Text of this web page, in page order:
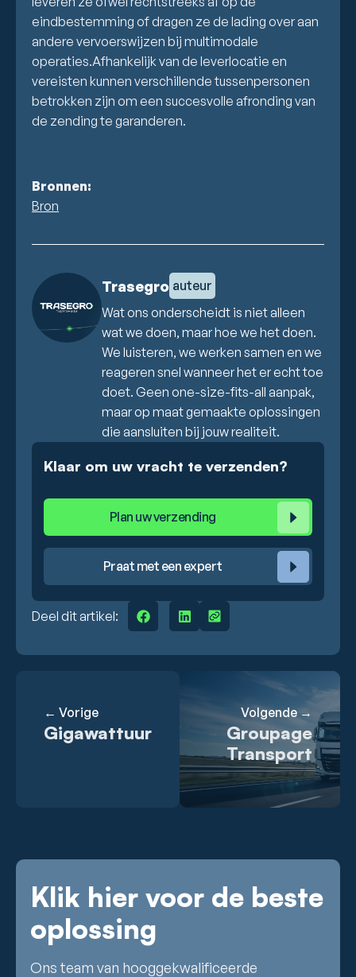
eindbestemming of dragen ze de lading over aan
andere vervoerswijzen bij multimodale
operaties.Afhankelijk van de leverlocatie en
vereisten kunnen verschillende tussenpersonen
betrokken zijn om een succesvolle afronding van
de zending te garanderen.
Bronnen:
Bron
Trasegro auteur
Wat ons onderscheidt is niet alleen
wat we doen, maar hoe we het doen.
We luisteren, we werken samen en we
reageren snel wanneer het er echt toe
doet. Geen one-size-fits-all aanpak,
maar op maat gemaakte oplossingen
die aansluiten bij jouw realiteit.
Klaar om uw vracht te verzenden?
Plan uw verzending
Praat met een expert
Deel dit artikel:
← Vorige
Gigawattuur
Volgende →
Groupage
Transport
Klik hier voor de beste
oplossing
Ons team van hooggekwalificeerde